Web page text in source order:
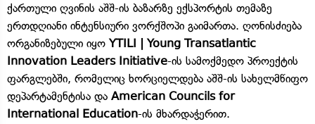
ქართული ღვინის აშშ-ის ბაზარზე ექსპორტის თემაზე
ერთდღიანი ინტენსიური ვორქშოპი გაიმართა. ღონისძიება
ორგანიზებული იყო YTILI | Young Transatlantic
Innovation Leaders Initiative-ის სამოქმედო პროექტის
ფარგლებში, რომელიც ხორციელდება აშშ-ის სახელმწიფო
დეპარტამენტისა და American Councils for
International Education-ის მხარდაჭერით.